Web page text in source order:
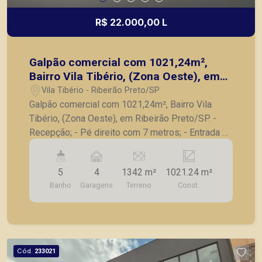
R$ 22.000,00 L
Galpão comercial com 1021,24m²,
Bairro Vila Tibério, (Zona Oeste), em
Ribeirão Preto/SP.
Vila Tibério - Ribeirão Preto/SP
Galpão comercial com 1021,24m², Bairro Vila
Tibério, (Zona Oeste), em Ribeirão Preto/SP. -
Recepção; - Pé direito com 7 metros; - Entrada e
saída para caminhões; - Piso de concreto
usinado; - Lavabo; - Cozinha; -
Banheiros/Vestiários; - Salas; - Depósito; -
Excelente para a sua empresa em localização
estratégica. A Piramid tem como objetivo atender
mesmo nos principais lançamentos da cidade de
Ribeirão Preto
5
Banho
4
Garagens
1342 m²
Terreno
1021.24 m²
Const.
Cód. 233021